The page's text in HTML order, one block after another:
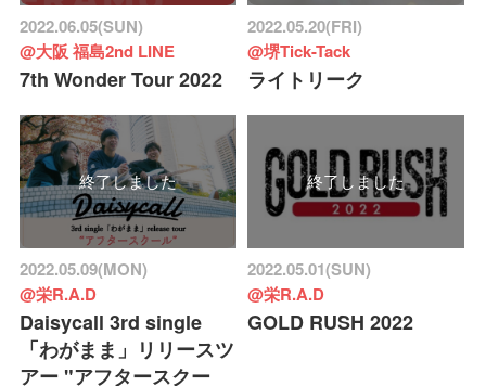
2022.06.05(SUN)
@大阪 福島2nd LINE
7th Wonder Tour 2022
2022.05.20(FRI)
@堺Tick-Tack
ライトリーク
終了しました
2022.05.09(MON)
@栄R.A.D
Daisycall 3rd single
「わがまま」リリースツ
アー "アフタースクー
終了しました
2022.05.01(SUN)
@栄R.A.D
GOLD RUSH 2022